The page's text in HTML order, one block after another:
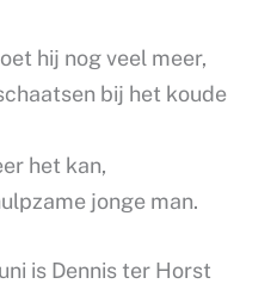
hij nog veel meer,
bij het koude
het kan,
jonge man.
is Dennis ter Horst